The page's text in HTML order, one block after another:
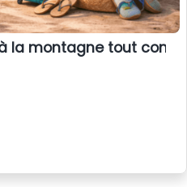
la montagne tout